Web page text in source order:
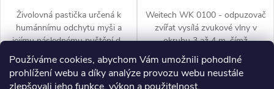
Používáme cookies, abychom Vám umožnili pohodlné
prohlížení webu a díky analýze provozu webu neustále
Živolovná pastička určená k
humánnímu odchytu myši a
jejímu následnému puštění do
volné přírody.
272
Kč
cena:
272 Kč
/ 1 ks
Skladem
Weitech WK 0100 - odpuzovač
zvířat vysílá zvukové vlny v
okruhu 3 až 4 m, čímž
nechtěným zvířatům
znepříjemňuje pobyt v
chráněném prostoru a ti se tak
1 332
Kč
Měrná
cena:
1 332 Kč
/ 1 ks
Skladem